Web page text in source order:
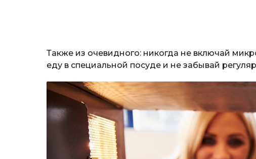
Также из очевидного: никогда не включай
еду в специальной посуде и не забывай